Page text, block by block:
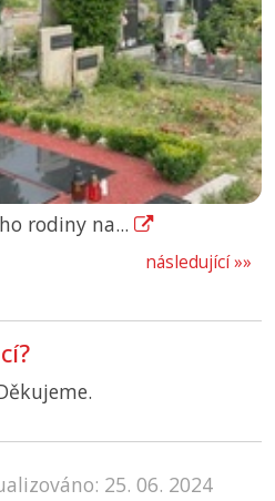
rodiny na...
následující »»
25. 06. 2024